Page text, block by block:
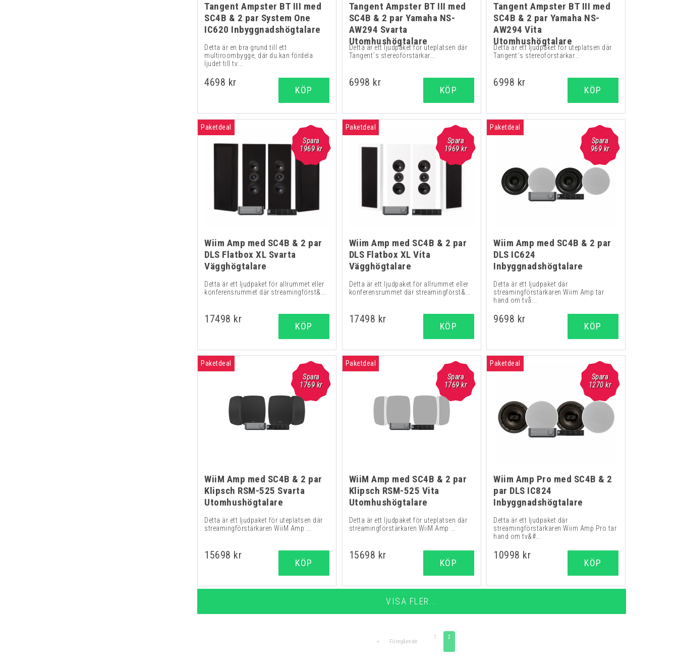
Tangent Ampster BT III med
SC4B & 2 par System One
IC620 Inbyggnadshögtalare
Detta är en bra grund till ett
multiroombygge, där du kan fördela
ljudet till tv...
4698 kr
KÖP
Tangent Ampster BT III med
SC4B & 2 par Yamaha NS-
AW294 Svarta
Utomhushögtalare
Detta är ett ljudpaket för uteplatsen där
Tangent´s stereoförstärkar...
6998 kr
KÖP
Tangent Ampster BT III med
SC4B & 2 par Yamaha NS-
AW294 Vita
Utomhushögtalare
Detta är ett ljudpaket för uteplatsen där
Tangent´s stereoförstärkar...
6998 kr
KÖP
Spara
1969 kr
Paketdeal
Wiim Amp med SC4B & 2 par
DLS Flatbox XL Svarta
Vägghögtalare
Detta är ett ljudpaket för allrummet eller
konferensrummet där streamingförst&...
17498 kr
KÖP
Spara
1969 kr
Paketdeal
Wiim Amp med SC4B & 2 par
DLS Flatbox XL Vita
Vägghögtalare
Detta är ett ljudpaket för allrummet eller
konferensrummet där streamingförst&...
17498 kr
KÖP
Spara
969 kr
Paketdeal
Wiim Amp med SC4B & 2 par
DLS IC624
Inbyggnadshögtalare
Detta är ett ljudpaket där
streamingförstärkaren Wiim Amp tar
hand om två...
9698 kr
KÖP
Spara
1769 kr
Paketdeal
WiiM Amp med SC4B & 2 par
Klipsch RSM-525 Svarta
Utomhushögtalare
Detta är ett ljudpaket för uteplatsen där
streamingförstärkaren WiiM Amp ...
15698 kr
KÖP
Spara
1769 kr
Paketdeal
WiiM Amp med SC4B & 2 par
Klipsch RSM-525 Vita
Utomhushögtalare
Detta är ett ljudpaket för uteplatsen där
streamingförstärkaren WiiM Amp ...
15698 kr
KÖP
Spara
1270 kr
Paketdeal
Wiim Amp Pro med SC4B & 2
par DLS IC824
Inbyggnadshögtalare
Detta är ett ljudpaket där
streamingförstärkaren Wiim Amp Pro tar
hand om tv&#...
10998 kr
KÖP
VISA FLER...
« Föregående
1 2